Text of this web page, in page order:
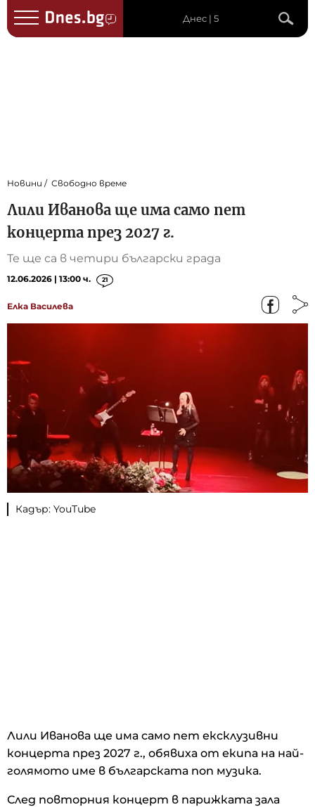
Днес | 5
Новини Свободно време
Лили Иванова ще има само пет
концерта през 2027 г.
Те ще са в четири български града
12.06.2026 | 13:00 ч. 21
Елка Василева
Кадър: YouTube
Лили Иванова ще има само пет ексклузивни
концерта през 2027 г., обявиха от екипа на най-
голямото име в българската поп музика.
След повторния концерт в парижката зала